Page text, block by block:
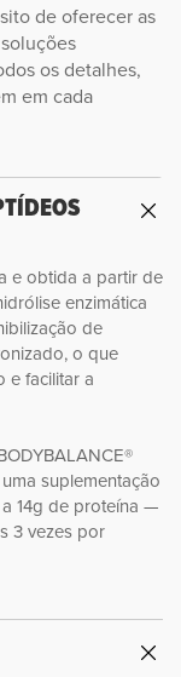
de oferecer as
os detalhes,
em cada
e obtida a partir de
enzimática
de
o que
e facilitar a
suplementação
14g de proteína —
3 vezes por